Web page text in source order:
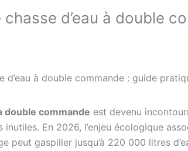
d’eau à double
d’eau à double commande : guide
double commande est devenu
inutiles. En 2026, l’enjeu écologique
peut gaspiller jusqu’à 220 000 litres